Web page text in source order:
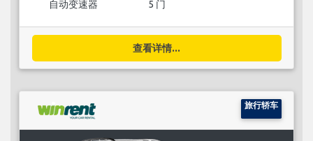
自动变速器 5 门
查看详情...
旅行轿车